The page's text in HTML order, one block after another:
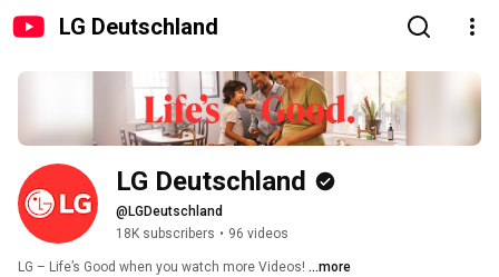
LG Deutschland
LG Deutschland
@LGDeutschland
18K subscribers • 96 videos
LG – Life’s Good when you watch more Videos! ...more